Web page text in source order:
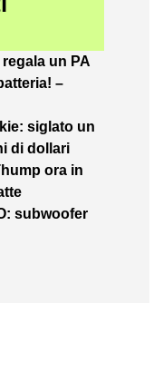
un PA
–
siglato un
di dollari
ora in
subwoofer